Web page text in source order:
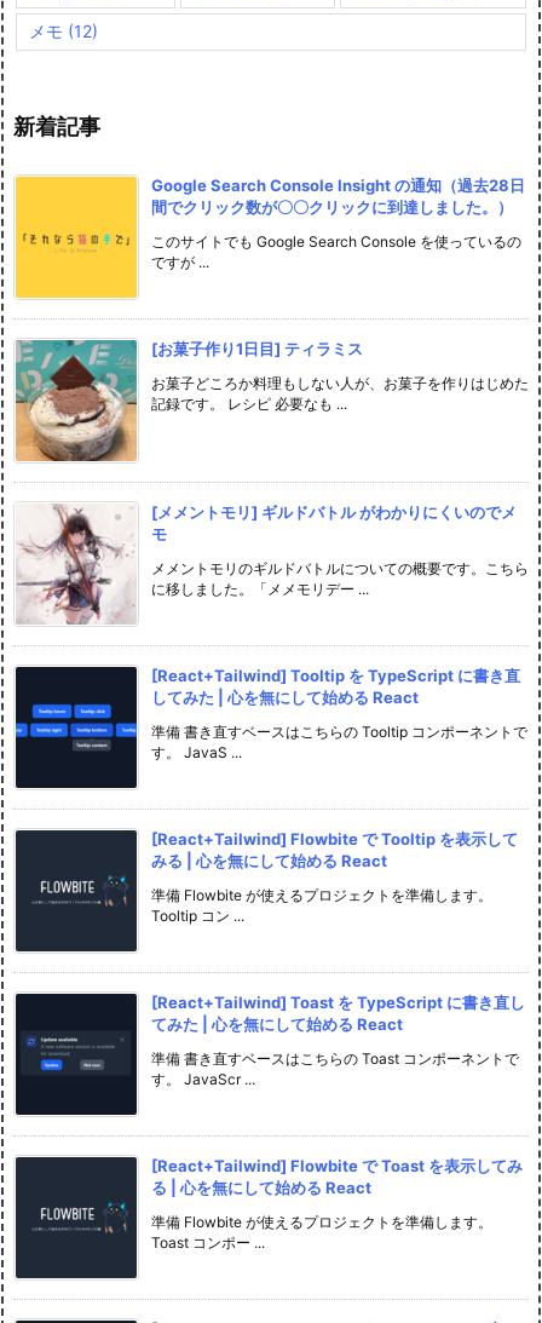
メモ (12)
新着記事
Google Search Console Insight の通知（過去28日
間でクリック数が〇〇クリックに到達しました。）
このサイトでも Google Search Console を使っているの
ですが ...
[お菓子作り1日目] ティラミス
お菓子どころか料理もしない人が、お菓子を作りはじめた
記録です。 レシピ 必要なも ...
[メメントモリ] ギルドバトル がわかりにくいのでメ
モ
メメントモリのギルドバトルについての概要です。こちら
に移しました。「メメモリデー ...
[React+Tailwind] Tooltip を TypeScript に書き直
してみた | 心を無にして始める React
準備 書き直すベースはこちらの Tooltip コンポーネントで
す。 JavaS ...
[React+Tailwind] Flowbite で Tooltip を表示して
みる | 心を無にして始める React
準備 Flowbite が使えるプロジェクトを準備します。
Tooltip コン ...
[React+Tailwind] Toast を TypeScript に書き直し
てみた | 心を無にして始める React
準備 書き直すベースはこちらの Toast コンポーネントで
す。 JavaScr ...
[React+Tailwind] Flowbite で Toast を表示してみ
る | 心を無にして始める React
準備 Flowbite が使えるプロジェクトを準備します。
Toast コンポー ...